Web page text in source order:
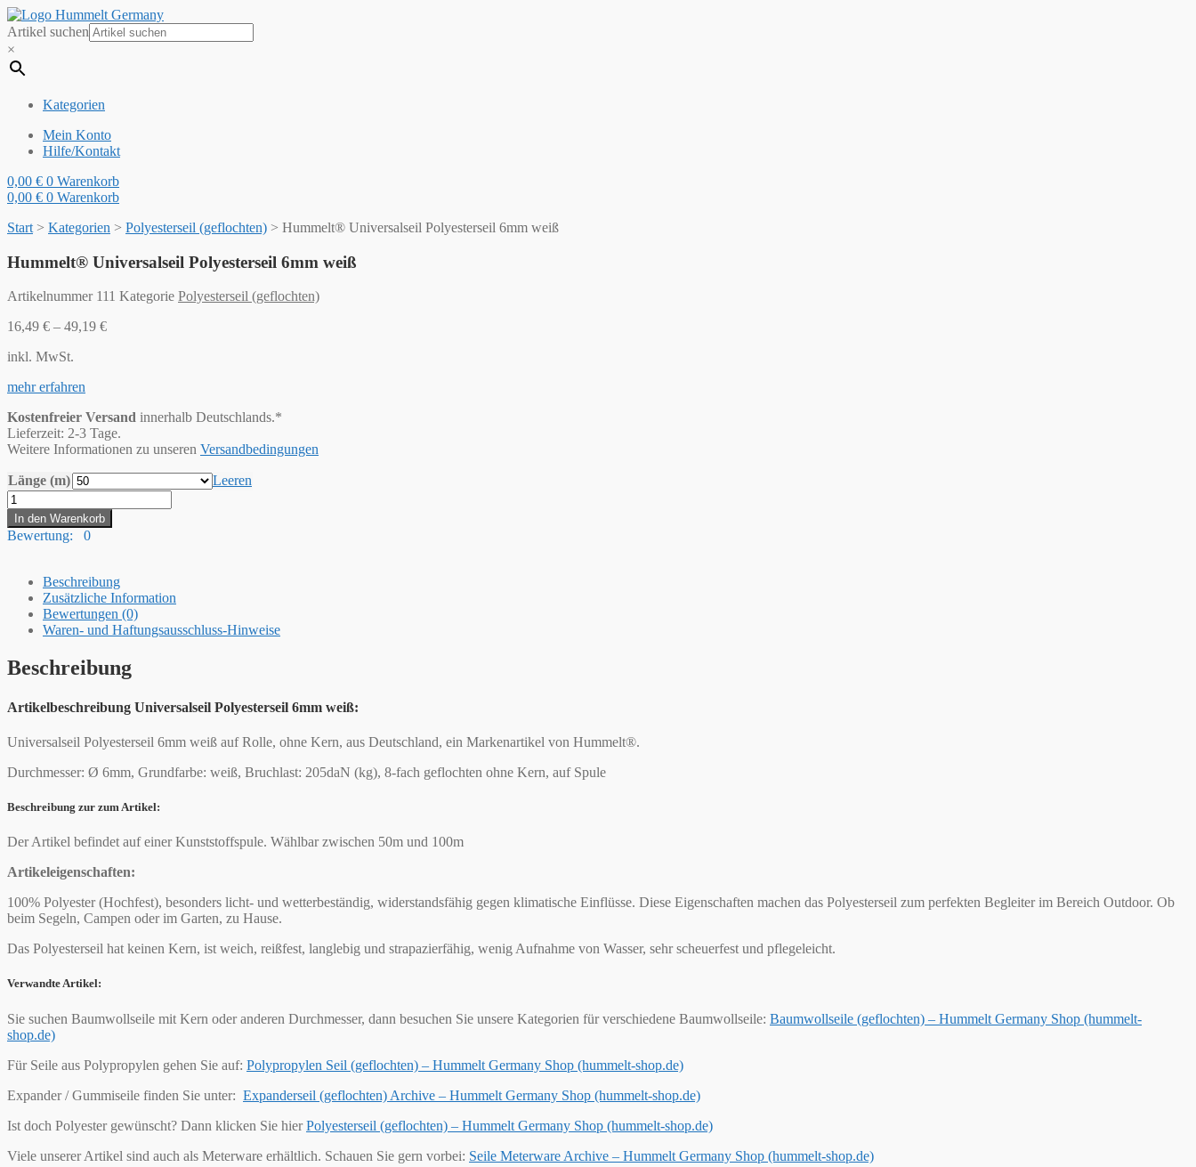
Artikel suchen
×
Kategorien
Mein Konto
Hilfe/Kontakt
0,00 € 0 Warenkorb
0,00 € 0 Warenkorb
Start > Kategorien > Polyesterseil (geflochten) > Hummelt® Universalseil Polyesterseil 6mm weiß
Hummelt® Universalseil Polyesterseil 6mm weiß
Artikelnummer 111 Kategorie Polyesterseil (geflochten)
16,49 € – 49,19 €
inkl. MwSt.
mehr erfahren
Kostenfreier Versand innerhalb Deutschlands.*
Lieferzeit: 2-3 Tage.
Weitere Informationen zu unseren Versandbedingungen
Länge (m)
Leeren
Hummelt®
Universalseil
Polyesterseil
6mm
Menge
In den Warenkorb
Bewertung: 0
Beschreibung
Zusätzliche Information
Bewertungen (0)
Waren- und Haftungsausschluss-Hinweise
Beschreibung
Artikelbeschreibung Universalseil Polyesterseil 6mm weiß:
Universalseil Polyesterseil 6mm weiß auf Rolle, ohne Kern, aus Deutschland, ein Markenartikel von Hummelt®.
Durchmesser: Ø 6mm, Grundfarbe: weiß, Bruchlast: 205daN (kg), 8-fach geflochten ohne Kern, auf Spule
Beschreibung zur zum Artikel:
Der Artikel befindet auf einer Kunststoffspule. Wählbar zwischen 50m und 100m
Artikeleigenschaften:
100% Polyester (Hochfest), besonders licht- und wetterbeständig, widerstandsfähig gegen klimatische Einflüsse. Diese Eigenschaften machen das Polyesterseil zum perfekten Begleiter im Bereich Outdoor. Ob
beim Segeln, Campen oder im Garten, zu Hause.
Das Polyesterseil hat keinen Kern, ist weich, reißfest, langlebig und strapazierfähig, wenig Aufnahme von Wasser, sehr scheuerfest und pflegeleicht.
Verwandte Artikel:
Sie suchen Baumwollseile mit Kern oder anderen Durchmesser, dann besuchen Sie unsere Kategorien für verschiedene Baumwollseile: Baumwollseile (geflochten) – Hummelt Germany Shop (hummelt-
shop.de)
Für Seile aus Polypropylen gehen Sie auf: Polypropylen Seil (geflochten) – Hummelt Germany Shop (hummelt-shop.de)
Expander / Gummiseile finden Sie unter: Expanderseil (geflochten) Archive – Hummelt Germany Shop (hummelt-shop.de)
Ist doch Polyester gewünscht? Dann klicken Sie hierPolyesterseil (geflochten) – Hummelt Germany Shop (hummelt-shop.de)
Viele unserer Artikel sind auch als Meterware erhältlich. Schauen Sie gern vorbei: Seile Meterware Archive – Hummelt Germany Shop (hummelt-shop.de)